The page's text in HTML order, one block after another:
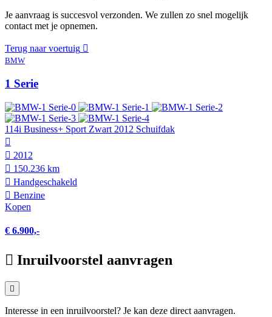
Je aanvraag is succesvol verzonden. We zullen zo snel mogelijk
contact met je opnemen.
Terug naar voertuig
BMW
1 Serie
114i Business+ Sport Zwart 2012 Schuifdak
2012
150.236 km
Hand­geschakeld
Benzine
Kopen
€ 6.900,-
Inruilvoorstel aanvragen
Interesse in een inruilvoorstel? Je kan deze direct aanvragen.